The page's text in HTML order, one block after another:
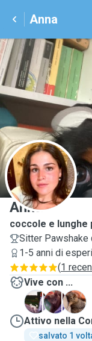
Anna
A
Anna
coccole e lunghe
Sitter Pawshake
1-5 anni di
(1
Vive con ...
N
O
P
Attivo nella
salvato 1